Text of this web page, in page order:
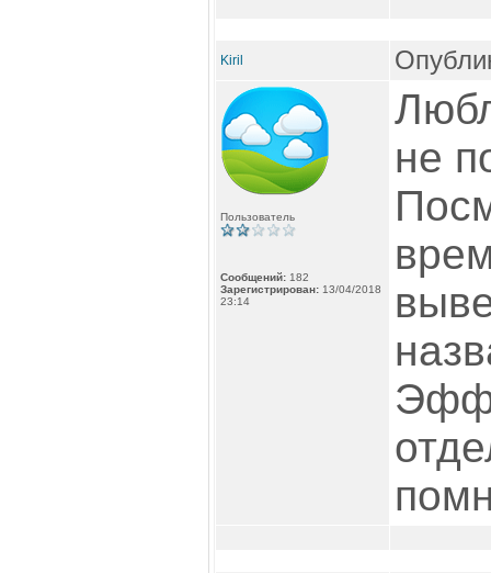
Kiril
Пользователь
Сообщений: 182
Зарегистрирован: 13/04/2018
23:14
не